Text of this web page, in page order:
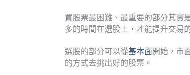
買股票最困難、最重要的部分其實
多的時間在選股上，才能提升交易
選股的部分可以從基本面開始，市
的方式去挑出好的股票。